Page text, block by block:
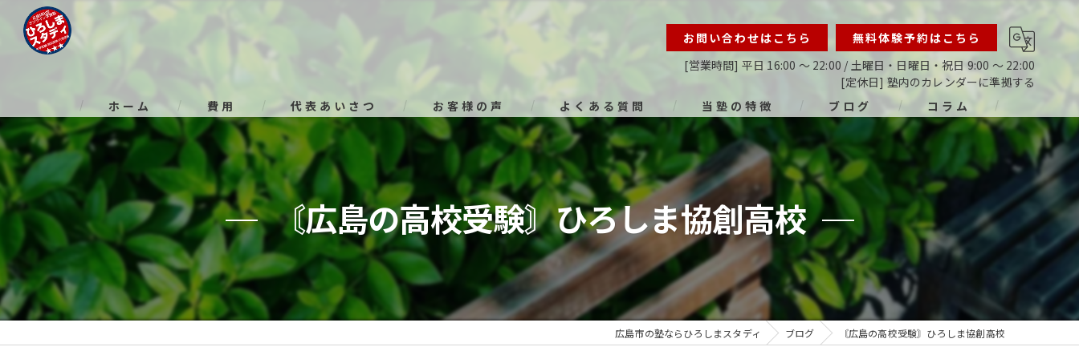
お問い合わせはこちら
無料体験予約はこちら
[営業時間] 平日 16:00 ～ 22:00 / 土曜日・日曜日・祝日 9:00 ～ 22:00
[定休日] 塾内のカレンダーに準拠する
ホーム
費用 代表あいさつ お客様の声 よくある質問 当塾の特徴
オンライン
進路指導
小学生
中学生
高校生
ブログ コラム
〘広島の高校受験〙ひろしま協創高校
広島市の塾ならひろしまスタディ ブログ 〘広島の高校受験〙ひろしま協創高校